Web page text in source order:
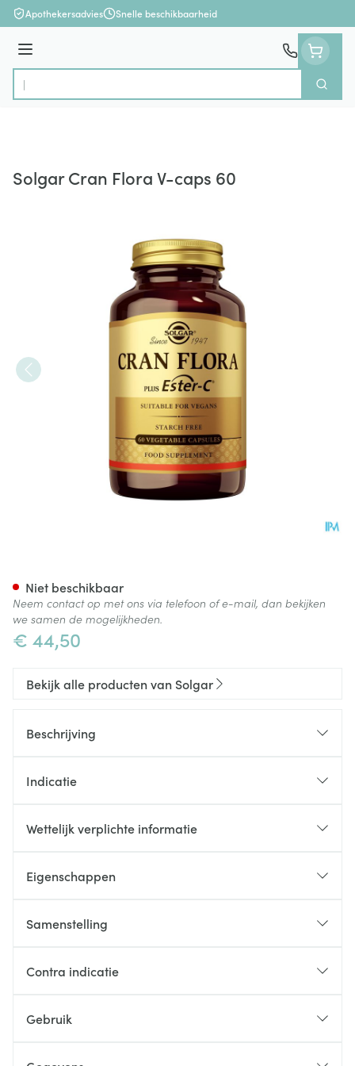
Ga naar de inhoud
Apothekersadvies Snelle beschikbaarheid
Menu
Product, merk, categorie...
Zoek
Solgar Cran Flora V-caps 60
€ 44,50
Niet beschikbaar
Neem contact op met ons via telefoon of e-mail, dan bekijken
we samen de mogelijkheden.
Bekijk alle producten van Solgar
Beschrijving
Indicatie
Wettelijk verplichte informatie
Eigenschappen
Samenstelling
Contra indicatie
Gebruik